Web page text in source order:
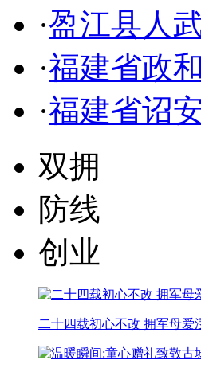
·盈江县人
·福建省政
·福建省诏
双拥
防线
创业
二十四载初心不改 拥军母爱